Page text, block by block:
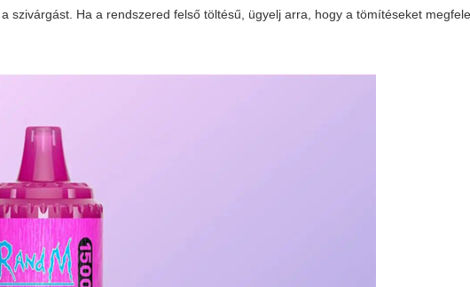
szivárgást. Ha a rendszered felső töltésű, ügyelj arra, hogy a tömítéseket